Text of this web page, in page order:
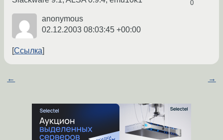
0
anonymous
02.12.2003 08:03:45 +00:00
Ссылка
← →